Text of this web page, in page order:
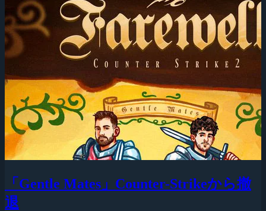
「Gentle Mates」Counter-Strikeから撤
退